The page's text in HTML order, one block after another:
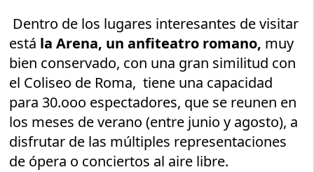
Dentro de los lugares interesantes de visitar
está la Arena, un anfiteatro romano, muy
bien conservado, con una gran similitud con
el Coliseo de Roma, tiene una capacidad
para 30.ooo espectadores, que se reunen en
los meses de verano (entre junio y agosto), a
disfrutar de las múltiples representaciones
de ópera o conciertos al aire libre.